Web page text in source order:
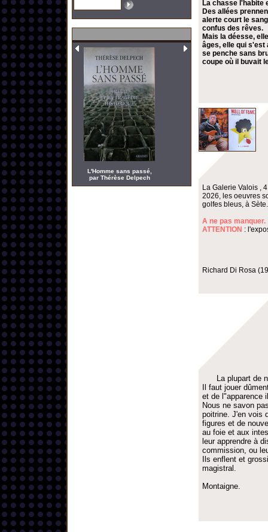
L'Homme sans passé,
par Thérèse Delpech
La chasse l'habite
Des allées
alerte court le
confus des rêves.
Mais la déesse,
âges, elle qui s'est
se penche sans
coupe où il buvait
La Galerie Valois ,
2026, les oeuvres
golfes bleus, à Sète.
A ne pas manquer.
ATTENTION :
Richard Di Rosa
La plupart de
Il faut jouer
et de l"apparence
Nous ne savon
poitrine. J'en vois
figures et de
au foie et aux
leur apprendre à
commission, ou
Ils enflent et
magistral.
Montaigne.